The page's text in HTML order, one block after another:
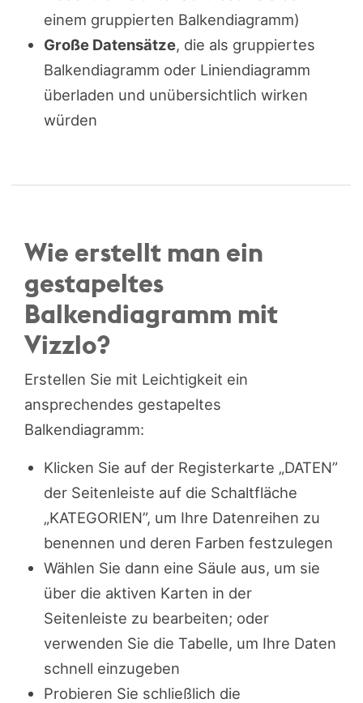
einem gruppierten Balkendiagramm)
Große Datensätze, die als gruppiertes
Balkendiagramm oder Liniendiagramm
überladen und unübersichtlich wirken
würden
Wie erstellt man ein
gestapeltes
Balkendiagramm mit
Vizzlo?
Erstellen Sie mit Leichtigkeit ein
ansprechendes gestapeltes
Balkendiagramm:
Klicken Sie auf der Registerkarte „DATEN”
der Seitenleiste auf die Schaltfläche
„KATEGORIEN”, um Ihre Datenreihen zu
benennen und deren Farben festzulegen
Wählen Sie dann eine Säule aus, um sie
über die aktiven Karten in der
Seitenleiste zu bearbeiten; oder
verwenden Sie die Tabelle, um Ihre Daten
schnell einzugeben
Probieren Sie schließlich die